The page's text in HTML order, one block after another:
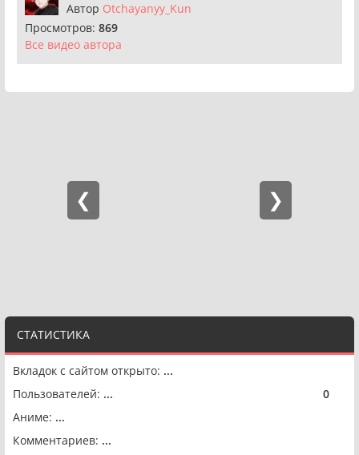
СТАТИСТИКА
Вкладок с сайтом открыто: ...
Пользователей: ... 0
Аниме: ...
Комментариев: ...
Автор Otchayanyy_Kun
Просмотров: 869
Все видео автора